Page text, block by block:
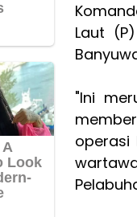
Laut
"Ini
operasi